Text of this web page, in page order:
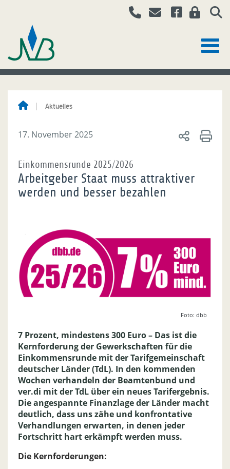
Aktuelles
17. November 2025
Einkommensrunde 2025/2026
Arbeitgeber Staat muss attraktiver
werden und besser bezahlen
Foto: dbb
7 Prozent, mindestens 300 Euro – Das ist die
Kernforderung der Gewerkschaften für die
Einkommensrunde mit der Tarifgemeinschaft
deutscher Länder (TdL). In den kommenden
Wochen verhandeln der Beamtenbund und
ver.di mit der TdL über ein neues Tarifergebnis.
Die angespannte Finanzlage der Länder macht
deutlich, dass uns zähe und konfrontative
Verhandlungen erwarten, in denen jeder
Fortschritt hart erkämpft werden muss.
Die Kernforderungen: